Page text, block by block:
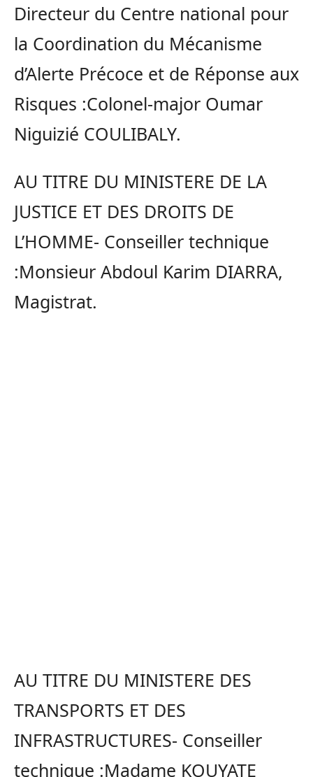
Directeur du Centre national pour
la Coordination du Mécanisme
d’Alerte Précoce et de Réponse aux
Risques :Colonel-major Oumar
Niguizié COULIBALY.
AU TITRE DU MINISTERE DE LA
JUSTICE ET DES DROITS DE
L’HOMME- Conseiller technique
:Monsieur Abdoul Karim DIARRA,
Magistrat.
AU TITRE DU MINISTERE DES
TRANSPORTS ET DES
INFRASTRUCTURES- Conseiller
technique :Madame KOUYATE